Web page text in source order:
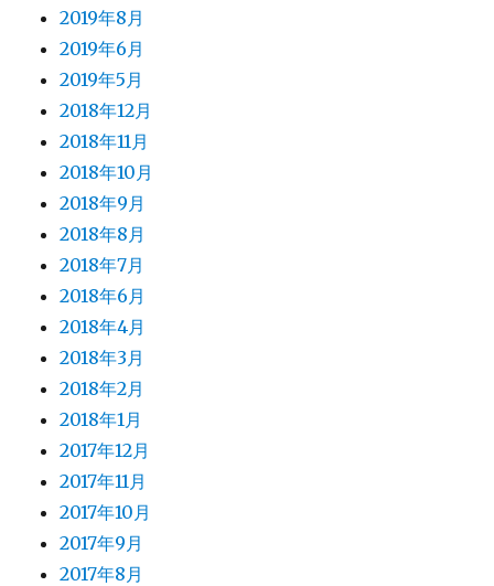
2019年8月
2019年6月
2019年5月
2018年12月
2018年11月
2018年10月
2018年9月
2018年8月
2018年7月
2018年6月
2018年4月
2018年3月
2018年2月
2018年1月
2017年12月
2017年11月
2017年10月
2017年9月
2017年8月